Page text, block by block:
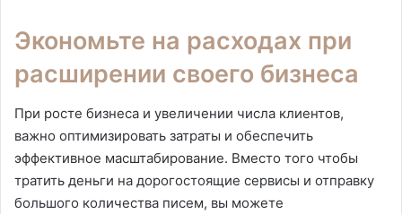
Экономьте на расходах при
расширении своего бизнеса
При росте бизнеса и увеличении числа клиентов,
важно оптимизировать затраты и обеспечить
эффективное масштабирование. Вместо того чтобы
тратить деньги на дорогостоящие сервисы и отправку
большого количества писем, вы можете